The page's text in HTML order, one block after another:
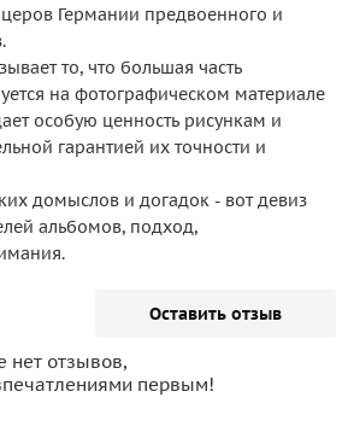
Германии предвоенного и
то, что большая часть
на фотографическом материале
особую ценность рисункам и
гарантией их точности и
домыслов и догадок - вот девиз
альбомов, подход,
Оставить отзыв
нет отзывов,
первым!